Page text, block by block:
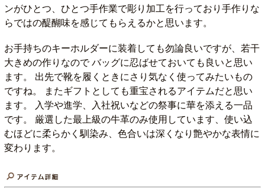
ンがひとつ、ひとつ手作業で彫り加工を行っており手作りな
らではの醍醐味を感じてもらえるかと思います。
お手持ちのキーホルダーに装着しても勿論良いですが、若干
大きめの作りなので バッグに忍ばせておいても良いと思い
ます。 出先で靴を履くときにさり気なく使ってみたいもの
ですね。 またギフトとしても重宝されるアイテムだと思い
ます。 入学や進学、入社祝いなどの祭事に華を添える一品
です。 厳選した最上級の牛革のみ使用しています、使い込
むほどに柔らかく馴染み、色合いは深くなり艶やかな表情に
変わります。